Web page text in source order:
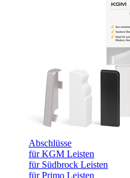
Abschlüsse
für KGM Leisten
für Südbrock Leisten
für Primo Leisten